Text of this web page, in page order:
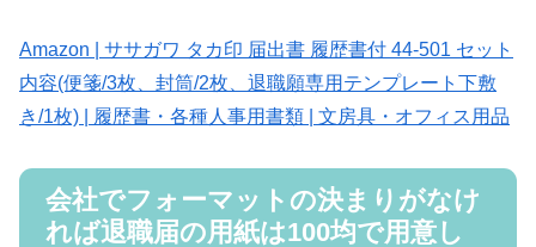
Amazon | ササガワ タカ印 届出書 履歴書付 44-501 セット
内容(便箋/3枚、封筒/2枚、退職願専用テンプレート下敷
き/1枚) | 履歴書・各種人事用書類 | 文房具・オフィス用品
会社でフォーマットの決まりがなけ
れば退職届の用紙は100均で用意し